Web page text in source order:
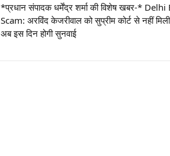
*प्रधान संपादक धर्मेंद्र शर्मा की विशेष खबर-* Delhi
Scam: अरविंद केजरीवाल को सुप्रीम कोर्ट से नहीं
अब इस दिन होगी सुनवाई